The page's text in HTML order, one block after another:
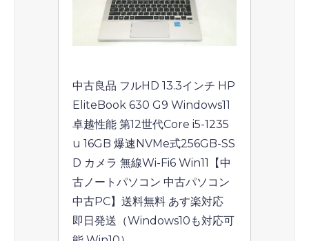
中古良品 フルHD 13.3インチ HP
EliteBook 630 G9 Windows11
卓越性能 第12世代Core i5-1235
u 16GB 爆速NVMe式256GB-SS
D カメラ 無線Wi-Fi6 Win11【中
古ノートパソコン 中古パソコン
中古PC】送料無料 あす楽対応
即日発送（Windows10も対応可